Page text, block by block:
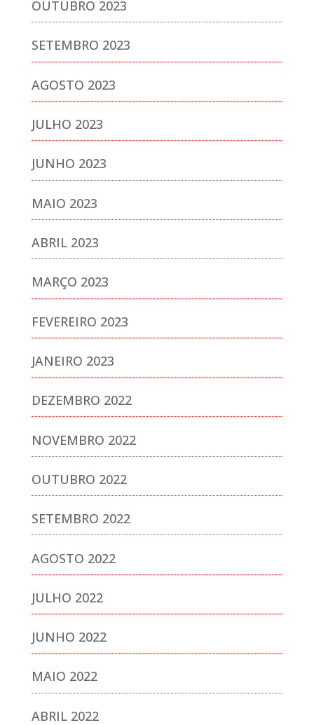
OUTUBRO 2023
SETEMBRO 2023
AGOSTO 2023
JULHO 2023
JUNHO 2023
MAIO 2023
ABRIL 2023
MARÇO 2023
FEVEREIRO 2023
JANEIRO 2023
DEZEMBRO 2022
NOVEMBRO 2022
OUTUBRO 2022
SETEMBRO 2022
AGOSTO 2022
JULHO 2022
JUNHO 2022
MAIO 2022
ABRIL 2022